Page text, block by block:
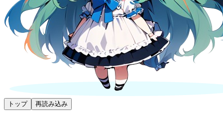
トップ 再読み込み